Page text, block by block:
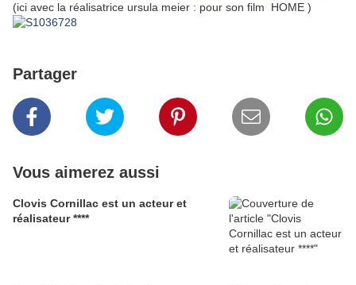
(ici avec la réalisatrice ursula meier : pour son film HOME )
Partager
Vous aimerez aussi
Clovis Cornillac est un acteur et
réalisateur ****